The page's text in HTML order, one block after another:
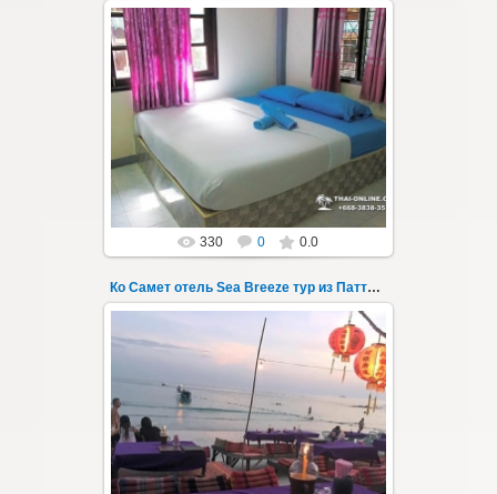
01.08.2022
Экскурсия на остров Самет из Паттайи, с
ночевкой в отеле "Sea Breeze" на пляже Ао
Пхай - фотография 137
Thai-Online
330 0 0.0
Ко Самет отель Sea Breeze тур из Паттайи фото 138
01.08.2022
Экскурсия на остров Самет из Паттайи, с
ночевкой в отеле "Sea Breeze" на пляже Ао
Пхай - фотография 138
Запове...
Thai-Online